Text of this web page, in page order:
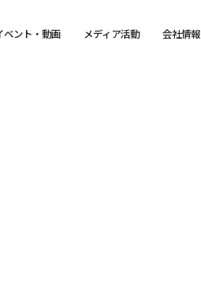
ベント・動画 メディア活動 会社情報